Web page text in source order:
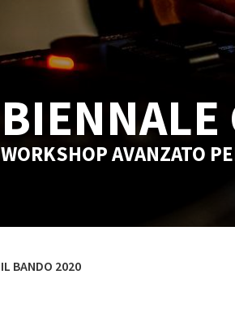
BIENNALE
WORKSHOP AVANZATO
IL BANDO 2020